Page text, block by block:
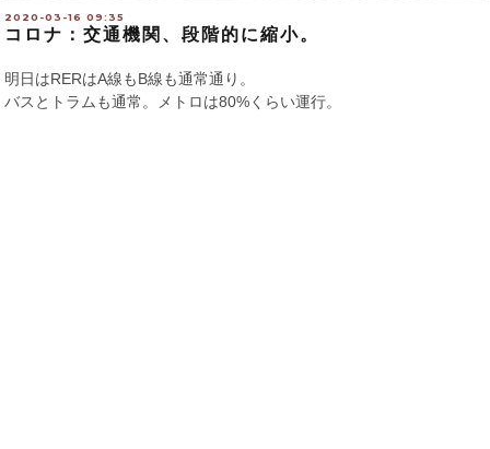
2020-03-16 09:35
コロナ：交通機関、段階的に縮小。
明日はRERはA線もB線も通常通り。
バスとトラムも通常。メトロは80%くらい運行。